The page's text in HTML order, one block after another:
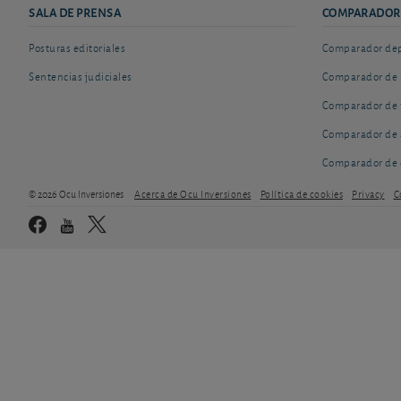
SALA DE PRENSA
Posturas editoriales
Sentencias judiciales
Comparador
Comparador de
Comparador de
Comparador de
Comparador de
© 2026 Ocu Inversiones Acerca de Ocu Inversiones Política de cookies Privacy